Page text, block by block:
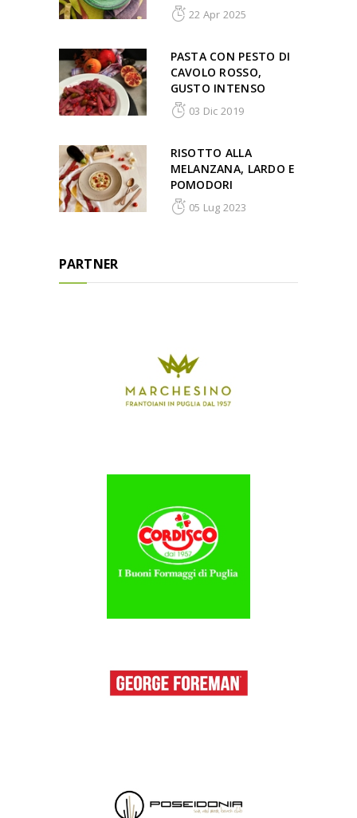
22 Apr 2025
PASTA CON PESTO DI
CAVOLO ROSSO,
GUSTO INTENSO
03 Dic 2019
RISOTTO ALLA
MELANZANA, LARDO E
POMODORI
05 Lug 2023
PARTNER